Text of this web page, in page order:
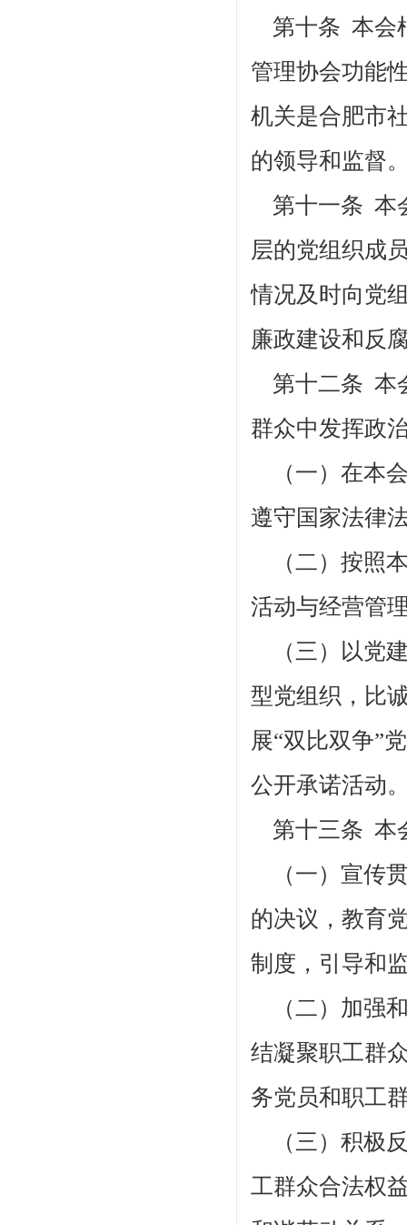
第十条 本会
管理协会功能
机关是合肥市
的领导和监督
第十一条 本
层的党组织成
情况及时向党
廉政建设和反
第十二条 本
群众中发挥政
（一）在本
遵守国家法律
（二）按照
活动与经营管
（三）以党
型党组织，比
展“双比双争”
公开承诺活动
第十三条 本
（一）宣传
的决议，教育
制度，引导和
（二）加强
结凝聚职工群
务党员和职工
（三）积极
工群众合法权